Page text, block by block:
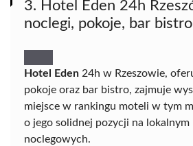
3. Hotel Eden 24h
noclegi, pokoje, bar bistro
Hotel Eden 24h w Rzeszowie,
pokoje oraz bar bistro, zajmuje
miejsce w rankingu moteli w tym
o jego solidnej pozycji na
noclegowych.